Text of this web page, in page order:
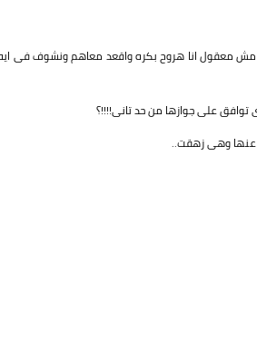
معقول انا هروح بكره واقعد معاهم ونشوف فى
توافق على جوازها من حد تانى!!!!؟
عنها وهى زهقت..